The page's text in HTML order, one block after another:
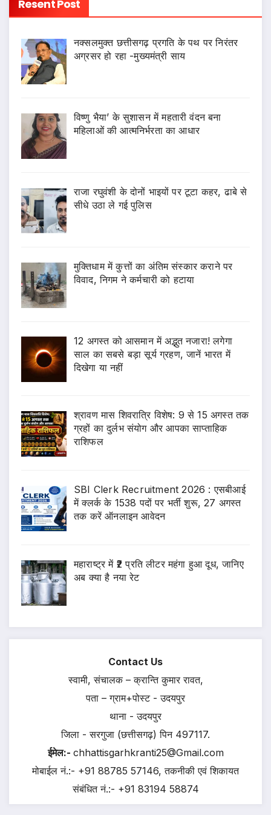
Resent Post
नक्सलमुक्त छत्तीसगढ़ प्रगति के पथ पर निरंतर
अग्रसर हो रहा -मुख्यमंत्री साय
विष्णु भैया’ के सुशासन में महतारी वंदन बना
महिलाओं की आत्मनिर्भरता का आधार
राजा रघुवंशी के दोनों भाइयों पर टूटा कहर, ढाबे से
सीधे उठा ले गई पुलिस
मुक्तिधाम में कुत्तों का अंतिम संस्कार कराने पर
विवाद, निगम ने कर्मचारी को हटाया
12 अगस्त को आसमान में अद्भुत नजारा! लगेगा
साल का सबसे बड़ा सूर्य ग्रहण, जानें भारत में
दिखेगा या नहीं
श्रावण मास शिवरात्रि विशेष: 9 से 15 अगस्त तक
ग्रहों का दुर्लभ संयोग और आपका साप्ताहिक
राशिफल
SBI Clerk Recruitment 2026 : एसबीआई
में क्लर्क के 1538 पदों पर भर्ती शुरू, 27 अगस्त
तक करें ऑनलाइन आवेदन
महाराष्ट्र में ₹2 प्रति लीटर महंगा हुआ दूध, जानिए
अब क्या है नया रेट
Contact Us
स्वामी, संचालक – क्रान्ति कुमार रावत,
पता – ग्राम+पोस्ट - उदयपुर
थाना - उदयपुर
जिला - सरगुजा (छत्तीसगढ़) पिन 497117.
ईमेल:- chhattisgarhkranti25@Gmail.com
मोबाईल नं.:- +91 88785 57146, तकनीकी एवं शिकायत
संबंधित नं.:- +91 83194 58874